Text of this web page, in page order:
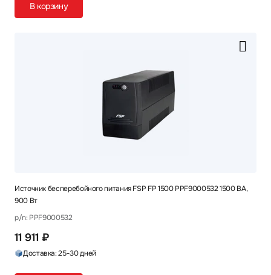
В корзину
Источник бесперебойного питания FSP FP 1500 PPF9000532 1500 ВА,
900 Вт
p/n: PPF9000532
11 911 ₽
Доставка: 25-30 дней